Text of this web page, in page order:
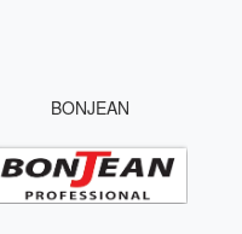
BONJEAN